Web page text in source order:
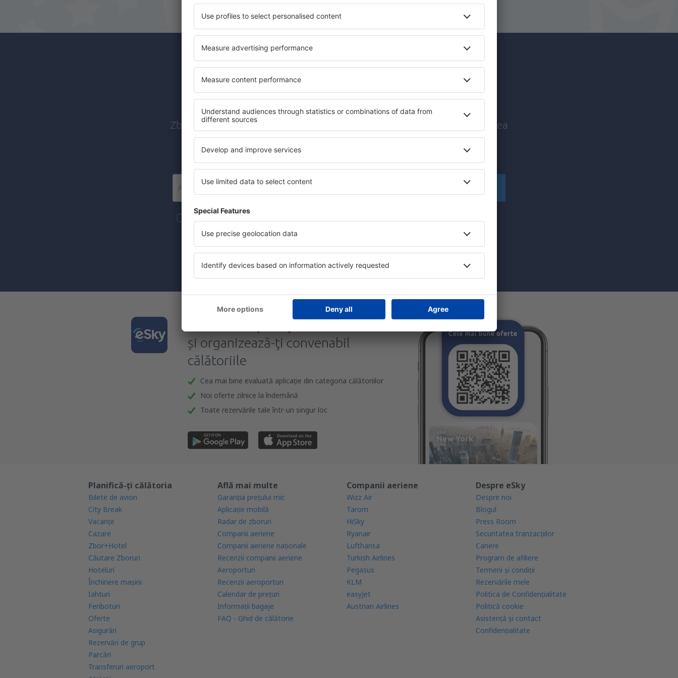
Abonații la newsletter călătoresc mai
mult cu mai puțin
Zboruri ieftine, city break-uri, vacanțe – profită de ofertele unice înaintea
tuturor.
Trimitem doar ce e mai bun, pe cuvânt de turişti!
Înscriere
furnizat-o.
Prin bifarea căsuței de mai sus, furnizarea adresei de e-mail și apăsarea butonului „Înscriere”
(concomitent), vă dați acordul ca datele dumneavoastră personaleeSky.pl S.A.
și organizează-ţi convenabil
călătoriile
Cea mai bine evaluată aplicație din categoria călătoriilor
Noi oferte zilnice la îndemână
Toate rezervările tale într-un singur loc
Planifică-ți călătoria
Bilete de avion
City Break
Vacanţe
Cazare
Zbor+Hotel
Căutare Zboruri
Hoteluri
Închiriere mașini
Iahturi
Feriboturi
Oferte
Asigurări
Rezervări de grup
Parcări
Transferuri aeroport
Află mai multe
Garanția prețului mic
Aplicație mobilă
Radar de zboruri
Companii aeriene
Companii aeriene naţionale
Recenzii companii aeriene
Aeroporturi
Recenzii aeroporturi
Calendar de prețuri
Informații bagaje
FAQ - Ghid de călătorie
Companii aeriene
Wizz Air
Tarom
HiSky
Ryanair
Lufthansa
Turkish Airlines
Pegasus
KLM
easyJet
Austrian Airlines
Despre eSky
Despre noi
Blogul
Press Room
Securitatea tranzacţiilor
Cariere
Program de afiliere
Termeni şi condiţii
Rezervările mele
Politica de Confidențialitate
Politică cookie
Asistenţă şi contact
Confidențialitate